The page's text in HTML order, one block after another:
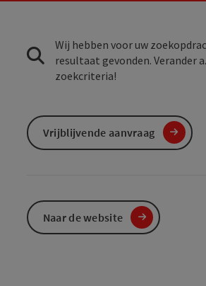
Wij hebben voor uw
resultaat gevonden. Verander
zoekcriteria!
Vrijblijvende aanvraag
Naar de website